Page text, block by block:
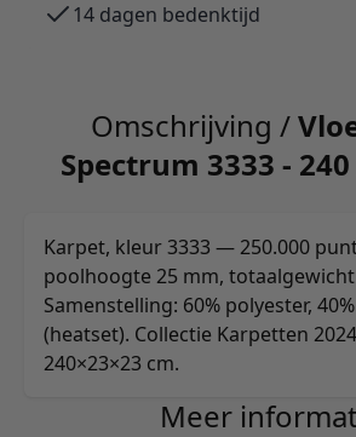
14 dagen bedenktijd
Omschrijving /
Spectrum 3333 -
Karpet, kleur 3333 — 250.000
poolhoogte 25 mm, totaalgewicht
Samenstelling: 60% polyester,
(heatset). Collectie Karpetten
240×23×23 cm.
Meer